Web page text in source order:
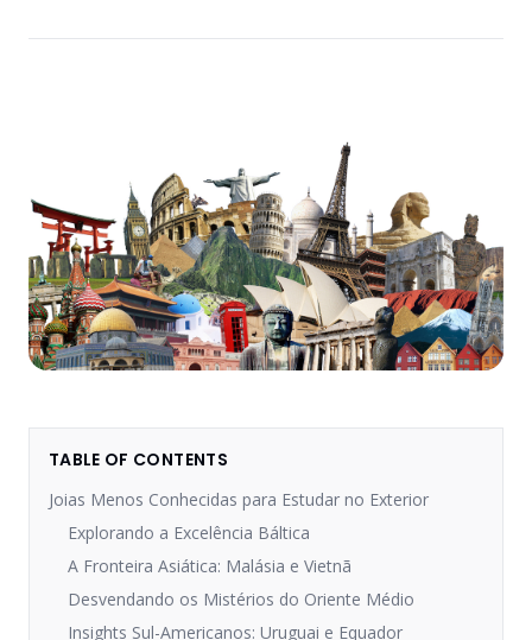
TABLE OF CONTENTS
Joias Menos Conhecidas para Estudar no Exterior
Explorando a Excelência Báltica
A Fronteira Asiática: Malásia e Vietnã
Desvendando os Mistérios do Oriente Médio
Insights Sul-Americanos: Uruguai e Equador